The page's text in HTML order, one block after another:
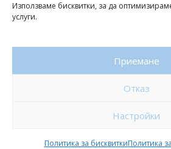
Използваме бисквитки, за да
услуги.
Приемане
Отказ
Настройки
Политика за бисквиткиПолитика
Плочки модели
Подови плочки
Политика за поверителност
Изработка на онлайн магазин